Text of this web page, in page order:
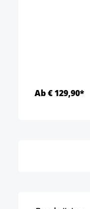
Ab € 129,90*